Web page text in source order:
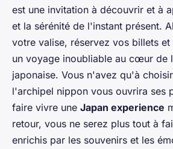
est une invitation à découvrir et à
et la sérénité de l'instant présent.
votre valise, réservez vos billets
un voyage inoubliable au cœur de
japonaise. Vous n'avez qu'à
l'archipel nippon vous ouvrira ses
faire vivre une Japan experience
retour, vous ne serez plus tout à
enrichis par les souvenirs et les